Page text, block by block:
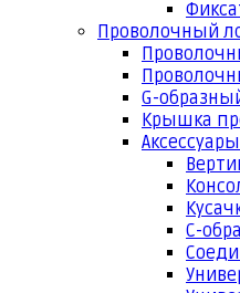
Проволочный
G-
Крышка
С-